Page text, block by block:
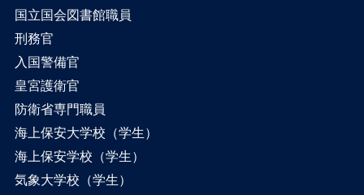
国立国会図書館職員
刑務官
入国警備官
皇宮護衛官
防衛省専門職員
海上保安大学校（学生）
海上保安学校（学生）
気象大学校（学生）